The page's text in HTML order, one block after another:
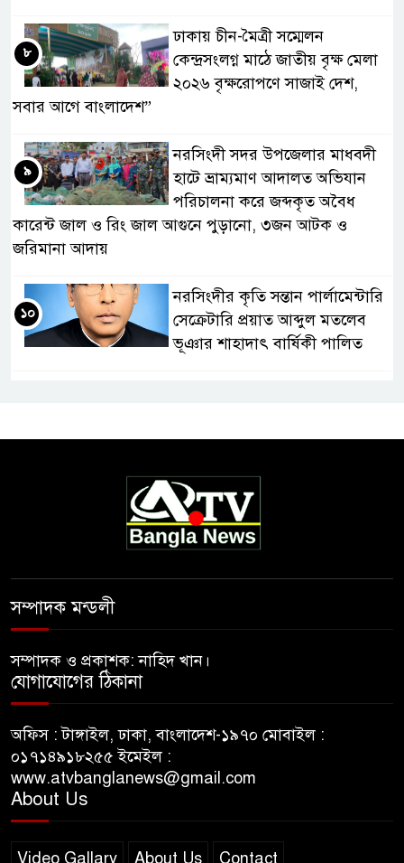
ঢাকায় চীন-মৈত্রী সম্মেলন
কেন্দ্রসংলগ্ন মাঠে জাতীয় বৃক্ষ মেলা
২০২৬ বৃক্ষরোপণে সাজাই দেশ,
সবার আগে বাংলাদেশ”
৮
নরসিংদী সদর উপজেলার মাধবদী
হাটে ভ্রাম্যমাণ আদালত অভিযান
পরিচালনা করে জব্দকৃত অবৈধ
কারেন্ট জাল ও রিং জাল আগুনে পুড়ানো, ৩জন আটক ও
জরিমানা আদায়
৯
নরসিংদীর কৃতি সন্তান পার্লামেন্টারি
সেক্রেটারি প্রয়াত আব্দুল মতলেব
ভূঞার শাহাদাৎ বার্ষিকী পালিত
১০
সম্পাদক মন্ডলী
সম্পাদক ও প্রকাশক: নাহিদ খান।
যোগাযোগের ঠিকানা
অফিস : টাঙ্গাইল, ঢাকা, বাংলাদেশ-১৯৭০ মোবাইল :
০১৭১৪৯১৮২৫৫ ইমেইল :
www.atvbanglanews@gmail.com
About Us
Video Gallary About Us Contact